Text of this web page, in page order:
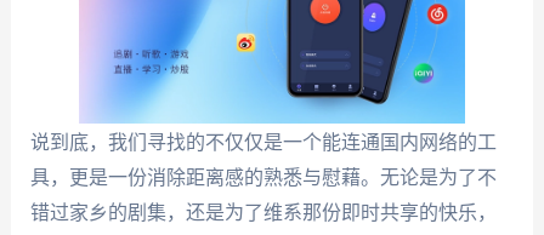
说到底，我们寻找的不仅仅是一个能连通国内网络的工
具，更是一份消除距离感的熟悉与慰藉。无论是为了不
错过家乡的剧集，还是为了维系那份即时共享的快乐，